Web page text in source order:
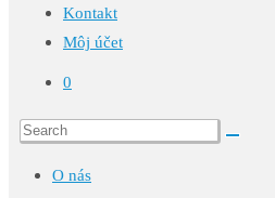
Kontakt
Môj účet
0
O nás